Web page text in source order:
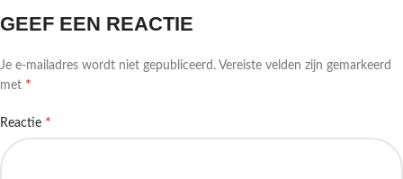
GEEF EEN REACTIE
Je e-mailadres wordt niet gepubliceerd. Vereiste velden zijn gemarkeerd
met *
Reactie *